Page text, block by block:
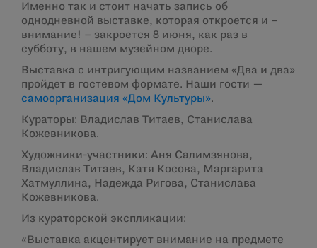
Именно так и стоит начать запись об
однодневной выставке, которая откроется и –
внимание! – закроется 8 июня, как раз в
субботу, в нашем музейном дворе.
Выставка с интригующим названием «Два и два»
пройдет в гостевом формате. Наши гости —
самоорганизация «Дом Культуры».
Кураторы: Владислав Титаев, Станислава
Кожевникова.
Художники-участники: Аня Салимзянова,
Владислав Титаев, Катя Косова, Маргарита
Хатмуллина, Надежда Ригова, Станислава
Кожевникова.
Из кураторской экспликации:
«Выставка акцентирует внимание на предмете